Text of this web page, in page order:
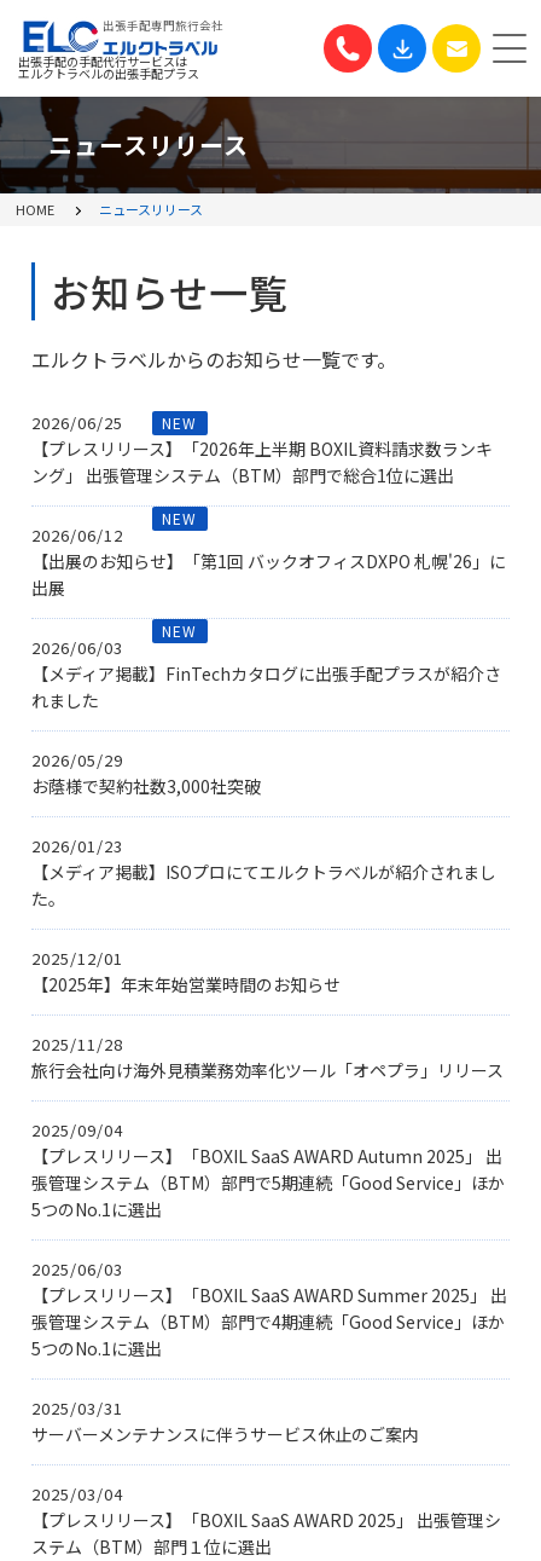
出張手配専門旅行会社
出張手配の手配代行サービスは
エルクトラベルの出張手配プラス
ニュースリリース
HOME ニュースリリース
お知らせ一覧
エルクトラベルからのお知らせ一覧です。
2026/06/25 NEW
【プレスリリース】「2026年上半期 BOXIL資料請求数ランキ
ング」 出張管理システム（BTM）部門で総合1位に選出
2026/06/12
NEW
【出展のお知らせ】「第1回 バックオフィスDXPO 札幌'26」に
出展
2026/06/03
NEW
【メディア掲載】FinTechカタログに出張手配プラスが紹介さ
れました
2026/05/29
お蔭様で契約社数3,000社突破
2026/01/23
【メディア掲載】ISOプロにてエルクトラベルが紹介されまし
た。
2025/12/01
【2025年】年末年始営業時間のお知らせ
2025/11/28
旅行会社向け海外見積業務効率化ツール「オペプラ」リリース
2025/09/04
【プレスリリース】「BOXIL SaaS AWARD Autumn 2025」 出
張管理システム（BTM）部門で5期連続「Good Service」ほか
5つのNo.1に選出
2025/06/03
【プレスリリース】「BOXIL SaaS AWARD Summer 2025」 出
張管理システム（BTM）部門で4期連続「Good Service」ほか
5つのNo.1に選出
2025/03/31
サーバーメンテナンスに伴うサービス休止のご案内
2025/03/04
【プレスリリース】「BOXIL SaaS AWARD 2025」 出張管理シ
ステム（BTM）部門１位に選出